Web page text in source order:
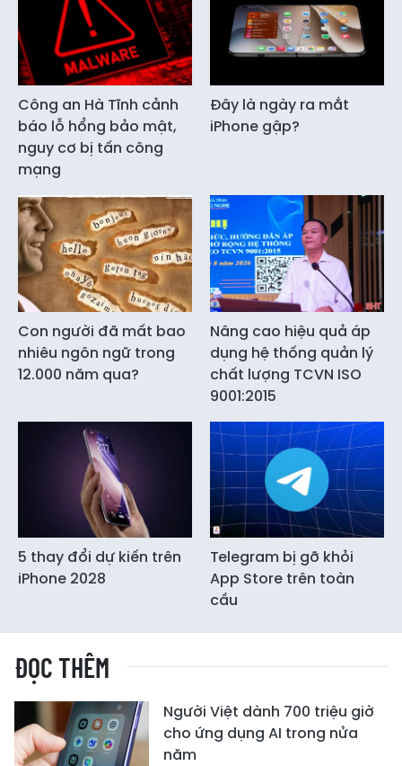
Công an Hà Tĩnh cảnh
báo lỗ hổng bảo mật,
nguy cơ bị tấn công
mạng
Đây là ngày ra mắt
iPhone gập?
Con người đã mất bao
nhiêu ngôn ngữ trong
12.000 năm qua?
Nâng cao hiệu quả áp
dụng hệ thống quản lý
chất lượng TCVN ISO
9001:2015
5 thay đổi dự kiến trên
iPhone 2028
Telegram bị gỡ khỏi
App Store trên toàn
cầu
ĐỌC THÊM
Người Việt dành 700 triệu giờ
cho ứng dụng AI trong nửa
năm